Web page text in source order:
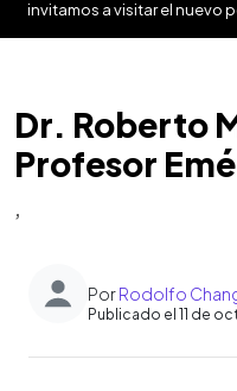
invitamos a visitar el nuevo
Dr. Roberto
Profesor
,
PorRodolfo
Publicado el 11 de